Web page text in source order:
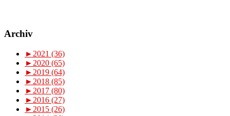
Archiv
► 2021 (36)
► 2020 (65)
► 2019 (64)
► 2018 (85)
► 2017 (80)
► 2016 (27)
► 2015 (26)